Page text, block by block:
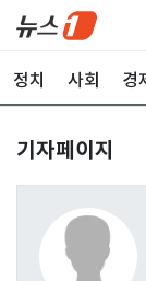
정치 사회 경
기자페이지